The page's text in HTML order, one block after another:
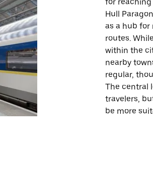
Hull
as a hub for
routes.
within the
nearby
regular,
The central
travelers,
be more